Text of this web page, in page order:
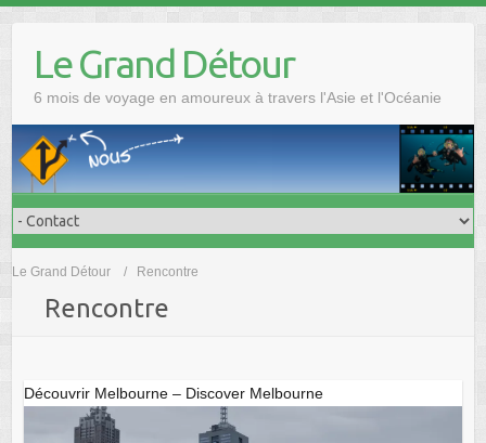
Le Grand Détour
6 mois de voyage en amoureux à travers l'Asie et l'Océanie
Le Grand Détour Rencontre
Rencontre
Découvrir Melbourne – Discover Melbourne